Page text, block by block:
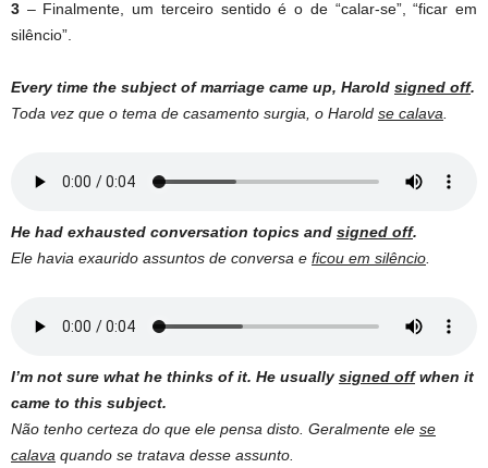
3 – Finalmente, um terceiro sentido é o de “calar-se”, “ficar em
silêncio”.
Every time the subject of marriage came up, Harold signed off.
Toda vez que o tema de casamento surgia, o Harold se calava
He had exhausted conversation topics and signed off.
Ele havia exaurido assuntos de conversa e ficou em silêncio
I’m not sure what he thinks of it. He usually signed offwhen it
came to this subject.
Não tenho certeza do que ele pensa disto. Geralmente ele se
calava quando se tratava desse assunto.